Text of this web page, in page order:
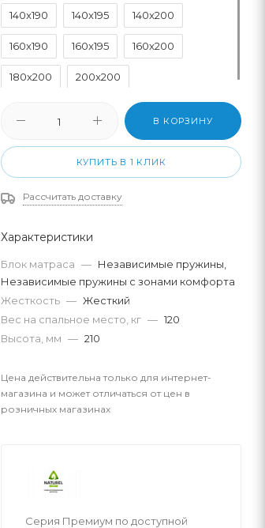
140x190 140x195 140x200
160x190 160x195 160x200
180x200 200x200
В КОРЗИНУ
КУПИТЬ В 1 КЛИК
Рассчитать доставку
Характеристики
Блок матраса — Независимые пружины,
Независимые пружины с зонами комфорта
Жесткость — Жесткий
Вес на спальное место, кг — 120
Высота, мм — 210
Цена действительна только для интернет-
магазина и может отличаться от цен в
розничных магазинах
Серия Премиум по доступной